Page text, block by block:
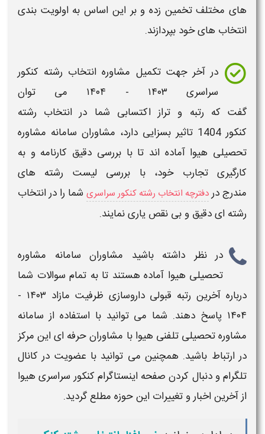
های مختلف تخمین زده و بر این اساس به اولویت بندی
انتخاب هایخود بپردازند.
در آخر جهت تکمیل مشاوره انتخاب رشته کنکور
سراسری ۱۴۰۳ - ۱۴۰۴
می توان
گفت که رتبه و ترازاکتسابی شما در انتخاب رشته
کنکور 1404 تاثیر بسزایی دارد، مشاوران سامانه مشاوره
تحصیلی هیواآماده اند تا بابررسی دقیق کارنامهو به
کارگیری تجارب خود، با بررسی لیست رشته های
مندرجدردفترچه انتخاب رشته کنکور سراسری شما را درانتخاب
رشته ایدقیق وبی نقص یاری نمایند.
در نظر داشته باشید مشاوران سامانه مشاوره
تحصیلی هیوا آماده هستند تا به تمام سوالات شما
درباره آخرین رتبه قبولی داروسازی ظرفیت مازاد
۱۴۰۳ -
۱۴۰۴ پاسخ دهند. شما می توانید با استفاده از سامانه
مشاوره تحصیلی تلفنی هیوا با مشاوران حرفه ای این مرکز
در ارتباط باشید. همچنین می توانید با عضویت در کانال
تلگرام و دنبال کردن صفحه اینستاگرام کنکور سراسری هیوا
ازآخریناخبار و تغییرات این حوزه مطلع گردید.